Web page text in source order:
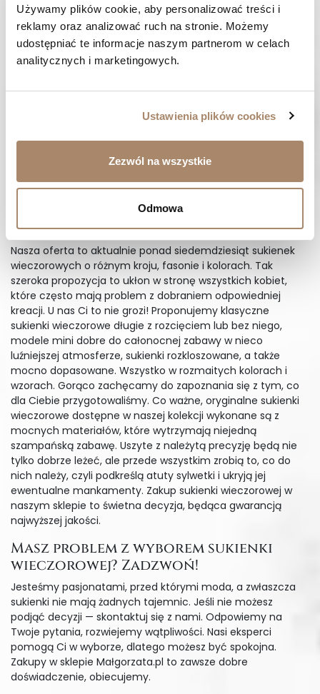
Używamy plików cookie, aby personalizować treści i
reklamy oraz analizować ruch na stronie. Możemy
udostępniać te informacje naszym partnerom w celach
analitycznych i marketingowych.
Ustawienia plików cookies
Zezwól na wszystkie
Odmowa
Sukienki wieczorowe — bądź jeszcze
piękniejsza!
Kreacje wieczorowe to prawdziwie piękne stroje, absolutny
top, jeśli chodzi o sukienki. To właśnie w nich kobieta
dzięki której zmieniają kopciuszka w królewnę. Odłóżmy
jednak bajki na bok, bo choć są to ubrania wyjątkowej
urody, to niezwykle ciężko znaleźć sklep, którego oferta jest
niemalże gwarancją wyboru sukienki wieczorowej wprost
skrojonej dla nas. Właśnie dlatego przygotowaliśmy bogaty
asortyment, dopasowany do potrzeb naszych klientek.
Czas, abyś wybrała sukienkę wieczorową swoich marzeń!
Wybierz wymarzoną sukienkę
wieczorową
Nasza oferta to aktualnie ponad siedemdziesiąt sukienek
wieczorowych o różnym kroju, fasonie i kolorach. Tak
szeroka propozycja to ukłon w stronę wszystkich kobiet,
które często mają problem z dobraniem odpowiedniej
kreacji. U nas Ci to nie grozi! Proponujemy klasyczne
sukienki wieczorowe długie z rozcięciem lub bez niego,
modele mini dobre do całonocnej zabawy w nieco
luźniejszej atmosferze, sukienki rozkloszowane, a także
mocno dopasowane. Wszystko w rozmaitych kolorach i
wzorach. Gorąco zachęcamy do zapoznania się z tym, co
dla Ciebie przygotowaliśmy. Co ważne, oryginalne sukienki
wieczorowe dostępne w naszej kolekcji wykonane są z
mocnych materiałów, które wytrzymają niejedną
szampańską zabawę. Uszyte z należytą precyzję będą nie
tylko dobrze leżeć, ale przede wszystkim zrobią to, co do
nich należy, czyli podkreślą atuty sylwetki i ukryją jej
ewentualne mankamenty. Zakup sukienki wieczorowej w
naszym sklepie to świetna decyzja, będąca gwarancją
najwyższej jakości.
Masz problem z wyborem sukienki
wieczorowej? Zadzwoń!
Jesteśmy pasjonatami, przed którymi moda, a zwłaszcza
sukienki nie mają żadnych tajemnic. Jeśli nie możesz
podjąć decyzji — skontaktuj się z nami. Odpowiemy na
Twoje pytania, rozwiejemy wątpliwości. Nasi eksperci
pomogą Ci w wyborze, dlatego możesz być spokojna.
Zakupy w sklepie Małgorzata.pl to zawsze dobre
doświadczenie, obiecujemy.